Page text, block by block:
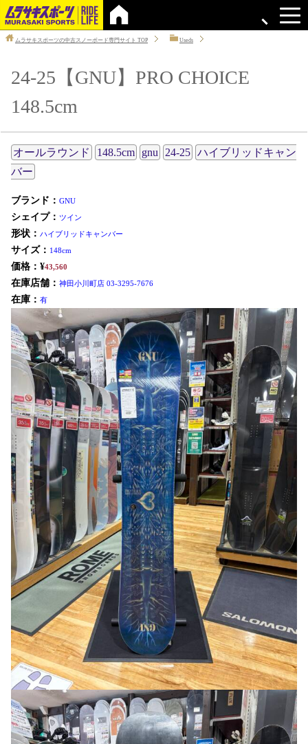
ムラサキスポーツの中古スノーボード専門サイト TOP Useds
24-25【GNU】PRO CHOICE
148.5cm
オールラウンド 148.5cm gnu 24-25 ハイブリッドキャン
バー
ブランド： GNU
シェイプ： ツイン
形状： ハイブリッドキャンバー
サイズ： 148cm
価格：¥43,560
在庫店舗： 神田小川町店 03-3295-7676
在庫： 有